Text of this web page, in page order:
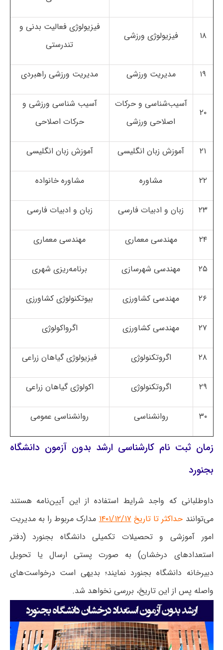
۱۸ فیزیولوژی ورزشی
فیزیولوژی فعالیت بدنی و
تندرستی
۱۹ مدیریت ورزشی مدیریت ورزشی راهبردی
۲۰
آسیب‌شناسی و حرکات
اصلاحی ورزشی
آسیب شناسی ورزشی و
حرکات اصلاحی
۲۱ آموزش زبان انگلیسی آموزش زبان انگلیسی
۲۲ مشاوره مشاوره خانواده
۲۳ زبان و ادبیات فارسی زبان و ادبیات فارسی
۲۴ مهندسی معماری مهندسی معماری
۲۵ مهندسی شهرسازی برنامه‌ریزی شهری
۲۶ مهندسی کشاورزی بیوتکنولوژی کشاورزی
۲۷ مهندسی کشاورزی اگرواکولوژی
۲۸ اگروتکنولوژی فیزیولوژی گیاهان زراعی
۲۹ اگروتکنولوژی اکولوژی گیاهان زراعی
۳۰ روانشناسی روانشناسی عمومی
زمان ثبت نام کارشناسی ارشد بدون آزمون دانشگاه
بجنورد
داوطلبانی که واجد شرایط استفاده از این‌ آیین‌نامه هستند
می‌توانند حداکثر تا تاریخ۱۴۰۱/۱۲/۱۷مدارک مربوط را به مدیریت
امور آموزشی و تحصیلات تکمیلی دانشگاه بجنورد (دفتر
استعدادهای درخشان) به صورت پستی ارسال یا تحویل
دبیرخانه دانشگاه بجنورد نمایند؛ بدیهی است درخواست‌‏های
واصله پس از این تاریخ، بررسی نخواهد شد.